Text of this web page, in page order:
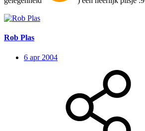
Rob Plas
6 apr 2004